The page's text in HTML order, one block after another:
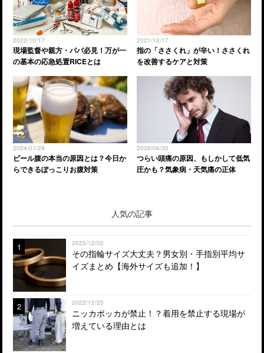
2022/10/17
現場監督や親方・パパ必見！万が一
の基本の応急処置RICEとは
2021/12/17
指の「ささくれ」が辛い！ささくれ
を改善するケアと対策
2024/01/29
ビール腹の本当の原因とは？今日か
らできるぽっこりお腹対策
2026/06/30
つらい頭痛の原因、もしかして低気
圧かも？気象病・天気痛の正体
人気の記事
1 2025/12/02
その指輪サイズ大丈夫？男女別・手指別平均サ
イズまとめ【海外サイズも追加！】
2 2022/12/25
ニッカポッカが禁止！？着用を禁止する現場が
増えている理由とは